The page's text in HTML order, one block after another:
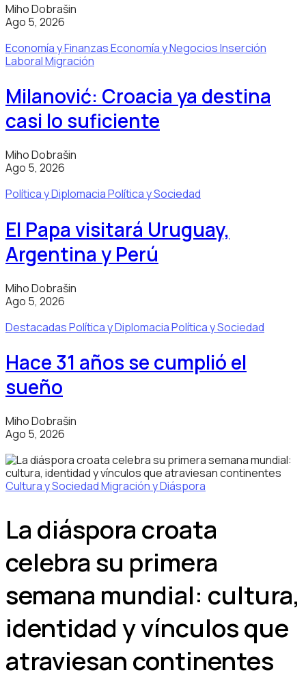
Miho Dobrašin
Ago 5, 2026
Economía y FinanzasEconomía y NegociosInserción
LaboralMigración
Milanović: Croacia ya destina
casi lo suficiente
Miho Dobrašin
Ago 5, 2026
Política y DiplomaciaPolítica y Sociedad
El Papa visitará Uruguay,
Argentina y Perú
Miho Dobrašin
Ago 5, 2026
DestacadasPolítica y DiplomaciaPolítica y Sociedad
Hace 31 años se cumplió el
sueño
Miho Dobrašin
Ago 5, 2026
Cultura y SociedadMigración y Diáspora
La diáspora croata
celebra su primera
semana mundial: cultura,
identidad y vínculos que
atraviesan continentes